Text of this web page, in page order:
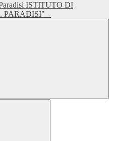
ISTITUTO DI
PARADISI"